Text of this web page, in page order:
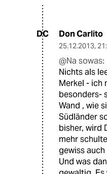
DC Don Carlito
25.12.2013,
@Na sowas:
Nichts als
Merkel - ich
besonders-
Wand , wie
Südländer
bisher, wird
mehr
gewiss
Und was